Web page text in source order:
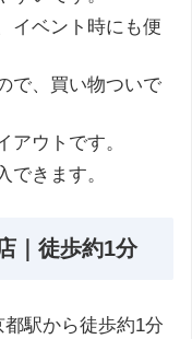
イベント時にも便
で、買い物ついで
アウトです。
できます。
｜徒歩約1分
駅から徒歩約1分